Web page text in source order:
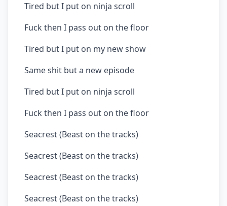
Tired but I put on ninja scroll
Fuck then I pass out on the floor
Tired but I put on my new show
Same shit but a new episode
Tired but I put on ninja scroll
Fuck then I pass out on the floor
Seacrest (Beast on the tracks)
Seacrest (Beast on the tracks)
Seacrest (Beast on the tracks)
Seacrest (Beast on the tracks)